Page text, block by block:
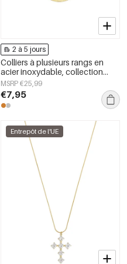
2 à 5 jours
Colliers à plusieurs rangs en
acier inoxydable, collection
simple et décontractée pour
femmes
MSRP €25,99
€7,95
Entrepôt de l'UE